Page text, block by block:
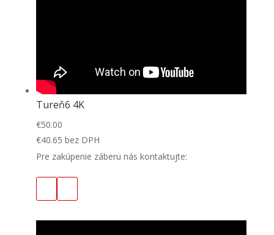
Tureň6 4K
€50.00
€40.65 bez DPH
Pre zakúpenie záberu nás kontaktujte: